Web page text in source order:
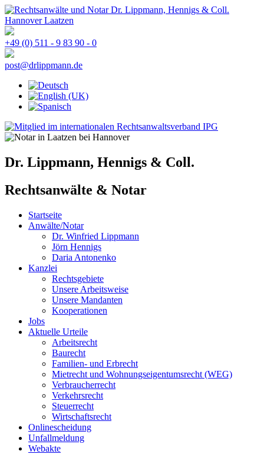
+49 (0) 511 - 9 83 90 - 0
post@drlippmann.de
Dr. Lippmann, Hennigs & Coll.
Rechtsanwälte & Notar
Startseite
Anwälte/Notar
Dr. Winfried Lippmann
Jörn Hennigs
Daria Antonenko
Kanzlei
Rechtsgebiete
Unsere Arbeitsweise
Unsere Mandanten
Kooperationen
Jobs
Aktuelle Urteile
Arbeitsrecht
Baurecht
Familien- und Erbrecht
Mietrecht und Wohnungseigentumsrecht (WEG)
Verbraucherrecht
Verkehrsrecht
Steuerrecht
Wirtschaftsrecht
Onlinescheidung
Unfallmeldung
Webakte